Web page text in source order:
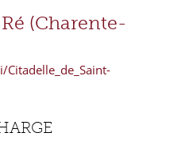
(Charente-